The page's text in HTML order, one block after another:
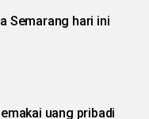
Semarang hari ini
uang pribadi